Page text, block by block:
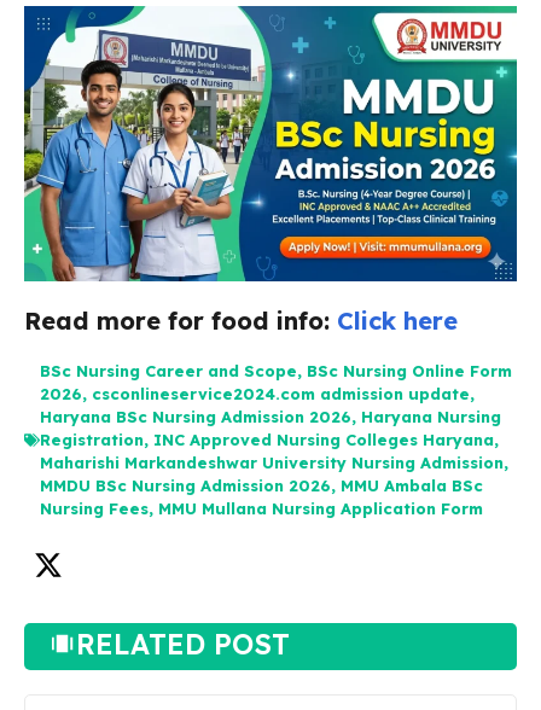
Read more for food info: Click here
BSc Nursing Career and Scope, BSc Nursing Online Form
2026, csconlineservice2024.com admission update,
Haryana BSc Nursing Admission 2026, Haryana Nursing
Registration, INC Approved Nursing Colleges Haryana,
Maharishi Markandeshwar University Nursing Admission,
MMDU BSc Nursing Admission 2026, MMU Ambala BSc
Nursing Fees, MMU Mullana Nursing Application Form
RELATED POST